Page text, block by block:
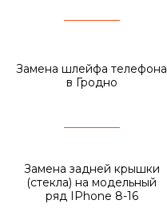
Замена шлейфа телефона
в Гродно
Замена задней крышки
(стекла) на модельный
ряд IPhone 8-16